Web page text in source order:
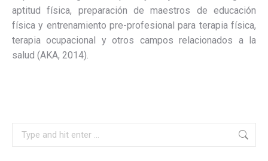
aptitud física, preparación de maestros de educación
física y entrenamiento pre-profesional para terapia física,
terapia ocupacional y otros campos relacionados a la
salud (AKA, 2014).